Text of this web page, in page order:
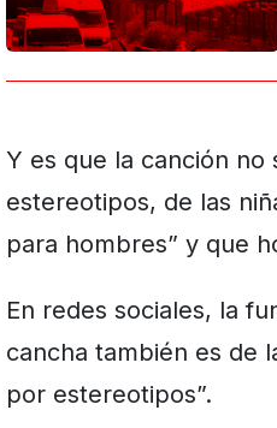
Y es que la canción
estereotipos, de las
para hombres” y que
En redes sociales, la
cancha también es de
por estereotipos”.